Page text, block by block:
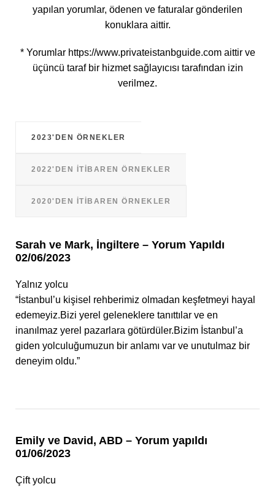
yapılan yorumlar, ödenen ve faturalar gönderilen
konuklara aittir.
* Yorumlar https://www.privateistanbguide.com aittir ve
üçüncü taraf bir hizmet sağlayıcısı tarafından izin
verilmez.
2023'DEN ÖRNEKLER
2022'DEN ITIBAREN ÖRNEKLER
2020'DEN ITIBAREN ÖRNEKLER
Sarah ve Mark, İngiltere – Yorum Yapıldı
02/06/2023
Yalnız yolcu
“İstanbul’u kişisel rehberimiz olmadan keşfetmeyi hayal
edemeyiz.Bizi yerel geleneklere tanıttılar ve en
inanılmaz yerel pazarlara götürdüler.Bizim İstanbul’a
giden yolculuğumuzun bir anlamı var ve unutulmaz bir
deneyim oldu.”
Emily ve David, ABD – Yorum yapıldı
01/06/2023
Çift yolcu